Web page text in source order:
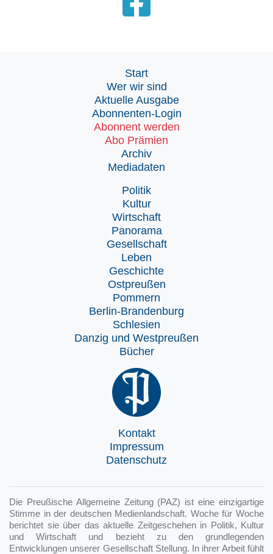
Start
Wer wir sind
Aktuelle Ausgabe
Abonnenten-Login
Abonnent werden
Abo Prämien
Archiv
Mediadaten
Politik
Kultur
Wirtschaft
Panorama
Gesellschaft
Leben
Geschichte
Ostpreußen
Pommern
Berlin-Brandenburg
Schlesien
Danzig und Westpreußen
Bücher
Kontakt
Impressum
Datenschutz
Die Preußische Allgemeine Zeitung (PAZ) ist eine einzigartige
Stimme in der deutschen Medienlandschaft. Woche für Woche
berichtet sie über das aktuelle Zeitgeschehen in Politik, Kultur
und Wirtschaft und bezieht zu den grundlegenden
Entwicklungen unserer Gesellschaft Stellung. In ihrer Arbeit fühlt